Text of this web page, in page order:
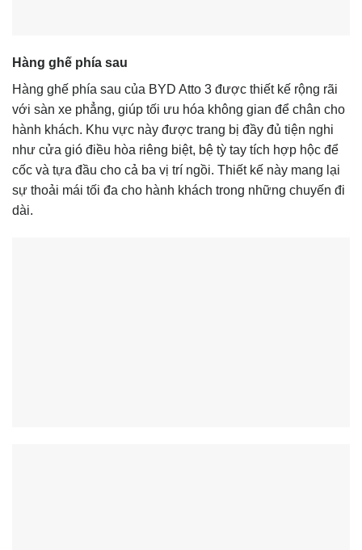
Hàng ghế phía sau
Hàng ghế phía sau của BYD Atto 3 được thiết kế rộng rãi
với sàn xe phẳng, giúp tối ưu hóa không gian để chân cho
hành khách. Khu vực này được trang bị đầy đủ tiện nghi
như cửa gió điều hòa riêng biệt, bệ tỳ tay tích hợp hộc để
cốc và tựa đầu cho cả ba vị trí ngồi. Thiết kế này mang lại
sự thoải mái tối đa cho hành khách trong những chuyến đi
dài.